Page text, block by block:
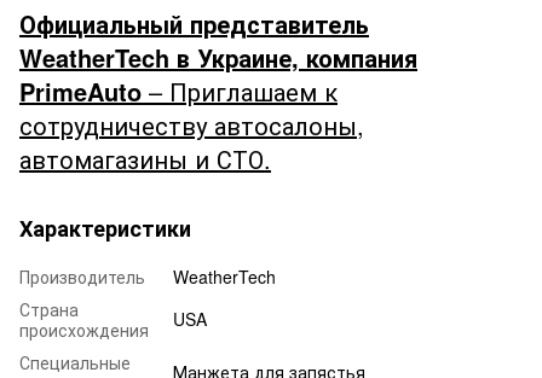
Официальный представитель
WeatherTech в Украине, компания
PrimeAuto – Приглашаем к
сотрудничеству автосалоны,
автомагазины и СТО.
Характеристики
Производитель
WeatherTech
Страна
происхождения
USA
Специальные
Манжета для запястья